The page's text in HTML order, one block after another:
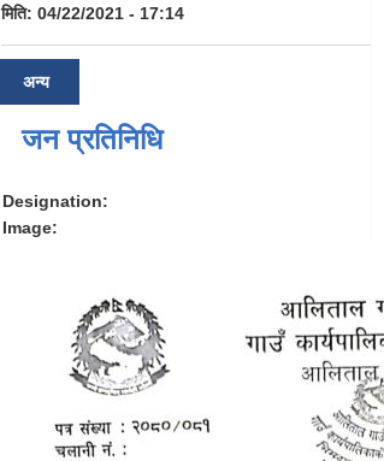
मिति: 04/22/2021 - 17:14
अन्य
जन प्रतिनिधि
Designation:
Image: